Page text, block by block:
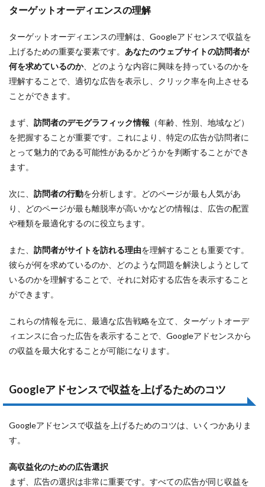
ターゲットオーディエンスの理解
ターゲットオーディエンスの理解は、Googleアドセンスで収益を
上げるための重要な要素です。 あなたのウェブサイトの訪問者が
何を求めているのか、どのような内容に興味を持っているのかを
理解することで、適切な広告を表示し、クリック率を向上させる
ことができます。
まず、 訪問者のデモグラフィック情報 （年齢、性別、地域など）
を把握することが重要です。これにより、特定の広告が訪問者に
とって魅力的である可能性があるかどうかを判断することができ
ます。
次に、 訪問者の行動を分析します。どのページが最も人気があ
り、どのページが最も離脱率が高いかなどの情報は、広告の配置
や種類を最適化するのに役立ちます。
また、 訪問者がサイトを訪れる理由を理解することも重要です。
彼らが何を求めているのか、どのような問題を解決しようとして
いるのかを理解することで、それに対応する広告を表示すること
ができます。
これらの情報を元に、最適な広告戦略を立て、ターゲットオーデ
ィエンスに合った広告を表示することで、Googleアドセンスから
の収益を最大化することが可能になります。
Googleアドセンスで収益を上げるためのコツ
Googleアドセンスで収益を上げるためのコツは、いくつかありま
す。
高収益化のための広告選択
まず、広告の選択は非常に重要です。すべての広告が同じ収益を